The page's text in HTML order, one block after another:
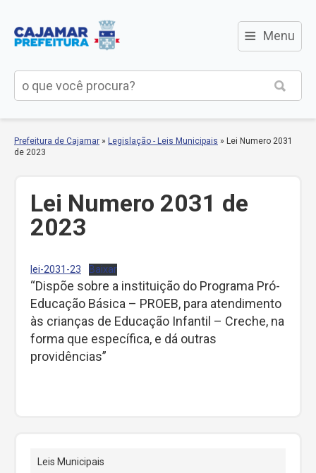
≡ Menu
Prefeitura de Cajamar » Legislação - Leis Municipais » Lei Numero 2031
de 2023
Lei Numero 2031 de
2023
lei-2031-23 Baixar
“Dispõe sobre a instituição do Programa Pró-
Educação Básica – PROEB, para atendimento
às crianças de Educação Infantil – Creche, na
forma que específica, e dá outras
providências”
Leis Municipais